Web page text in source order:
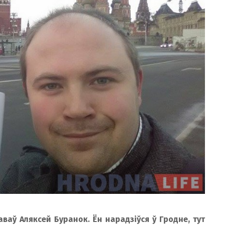
Аляксей Буранок. Ён нарадзіўся ў Гродне, тут